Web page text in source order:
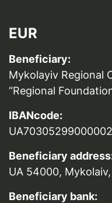
EUR
Beneficiary:
Mykolayiv Regional
“Regional
IBANcode:
Beneficiary
UA 54000,
Beneficiary bank: